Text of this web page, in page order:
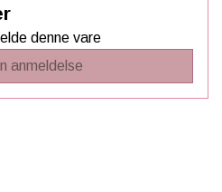
denne vare
anmeldelse